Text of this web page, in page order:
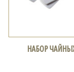
НАБОР ЧАЙНЫХ